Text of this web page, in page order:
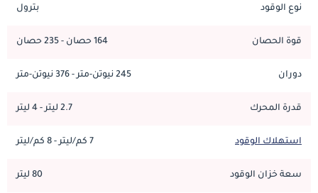
نوع الوقود بترول
قوة الحصان 164 حصان - 235 حصان
دوران 245 نيوتن-متر - 376 نيوتن-متر
قدرة المحرك 2.7 ليتر - 4 ليتر
استهلاك الوقود 7 كم/ليتر - 8 كم/ليتر
سعة خزان الوقود 80 ليتر